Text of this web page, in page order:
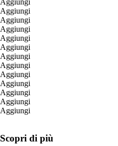
Aggiungi
Aggiungi
Aggiungi
Aggiungi
Aggiungi
Aggiungi
Aggiungi
Aggiungi
Aggiungi
Aggiungi
Aggiungi
Aggiungi
Aggiungi
Scopri di più